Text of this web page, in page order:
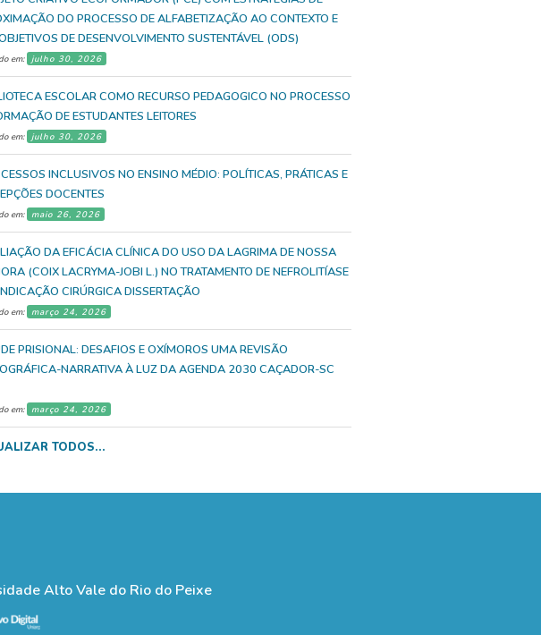
DO PROCESSO DE ALFABETIZAÇÃO AO CONTEXTO E
DE DESENVOLVIMENTO SUSTENTÁVEL (ODS)
em: julho 30, 2026
ESCOLAR COMO RECURSO PEDAGOGICO NO PROCESSO
DE ESTUDANTES LEITORES
em: julho 30, 2026
INCLUSIVOS NO ENSINO MÉDIO: POLÍTICAS, PRÁTICAS E
DOCENTES
em: maio 26, 2026
DA EFICÁCIA CLÍNICA DO USO DA LAGRIMA DE NOSSA
(COIX LACRYMA-JOBI L.) NO TRATAMENTO DE NEFROLITÍASE
CIRÚRGICA DISSERTAÇÃO
em: março 24, 2026
PRISIONAL: DESAFIOS E OXÍMOROS UMA REVISÃO
NARRATIVA À LUZ DA AGENDA 2030 CAÇADOR-SC
em: março 24, 2026
TODOS...
Alto Vale do Rio do Peixe